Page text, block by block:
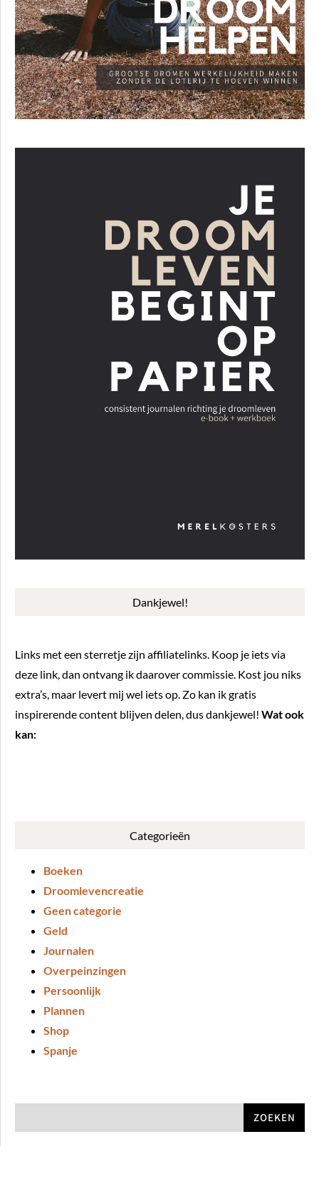
Dankjewel!
Links met een sterretje zijn affiliatelinks. Koop je iets via
deze link, dan ontvang ik daarover commissie. Kost jou niks
extra’s, maar levert mij wel iets op. Zo kan ik gratis
inspirerende content blijven delen, dus dankjewel! Wat ook
kan:
Categorieën
Boeken
Droomlevencreatie
Geen categorie
Geld
Journalen
Overpeinzingen
Persoonlijk
Plannen
Shop
Spanje
ZOEKEN